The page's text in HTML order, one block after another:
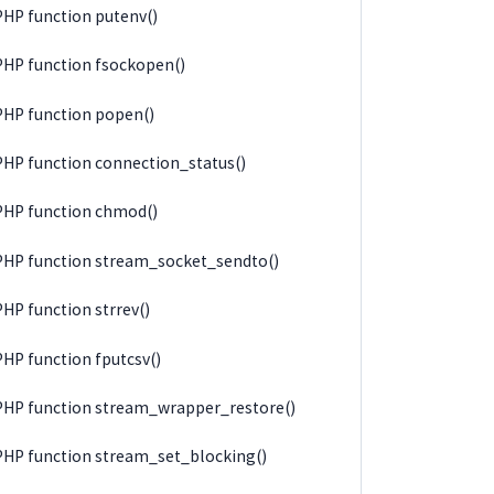
function putenv()
function fsockopen()
function popen()
function connection_status()
function chmod()
function stream_socket_sendto()
function strrev()
function fputcsv()
function stream_wrapper_restore()
function stream_set_blocking()